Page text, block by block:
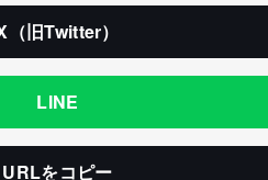
（旧Twitter）
LINE
URLをコピー